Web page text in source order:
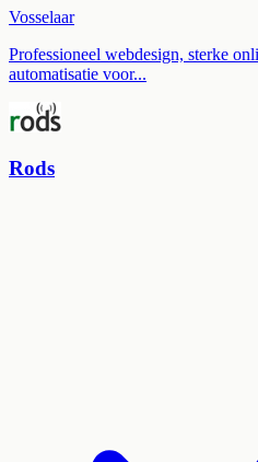
Vosselaar
Professioneel webdesign, sterke
automatisatie voor...
Rods